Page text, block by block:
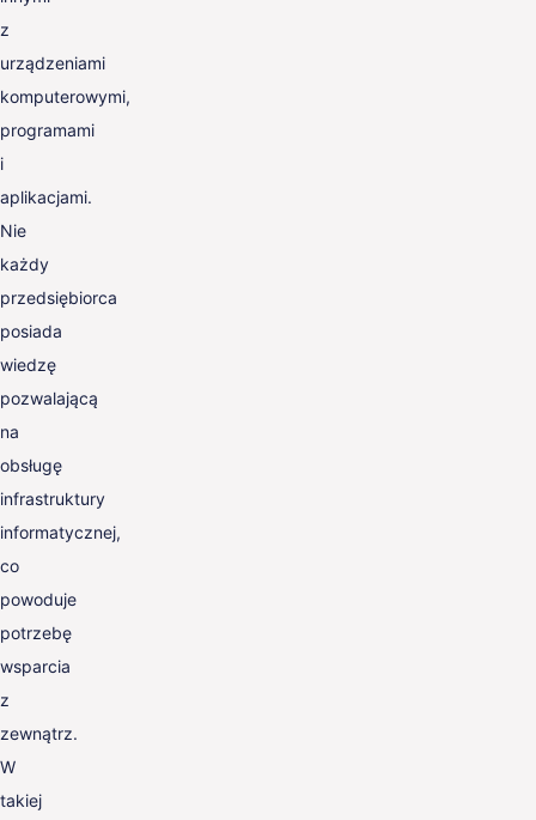
z
urządzeniami
komputerowymi,
programami
i
aplikacjami.
Nie
każdy
przedsiębiorca
posiada
wiedzę
pozwalającą
na
obsługę
infrastruktury
informatycznej,
co
powoduje
potrzebę
wsparcia
z
zewnątrz.
W
takiej